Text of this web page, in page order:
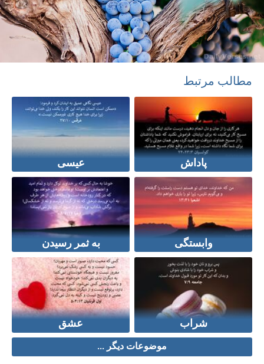
مطالب مرتبط
پاداش عیسی
وابستگی به ثمر رسیدن
شراب عشق
موضوعات دیگر ...